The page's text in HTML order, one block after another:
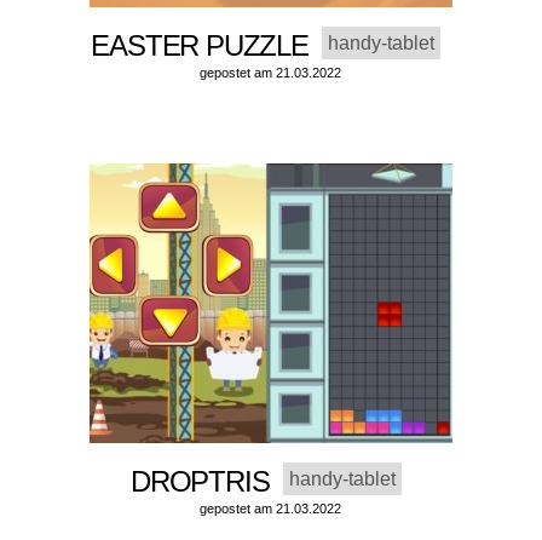
EASTER PUZZLE handy-tablet
gepostet am 21.03.2022
DROPTRIS handy-tablet
gepostet am 21.03.2022